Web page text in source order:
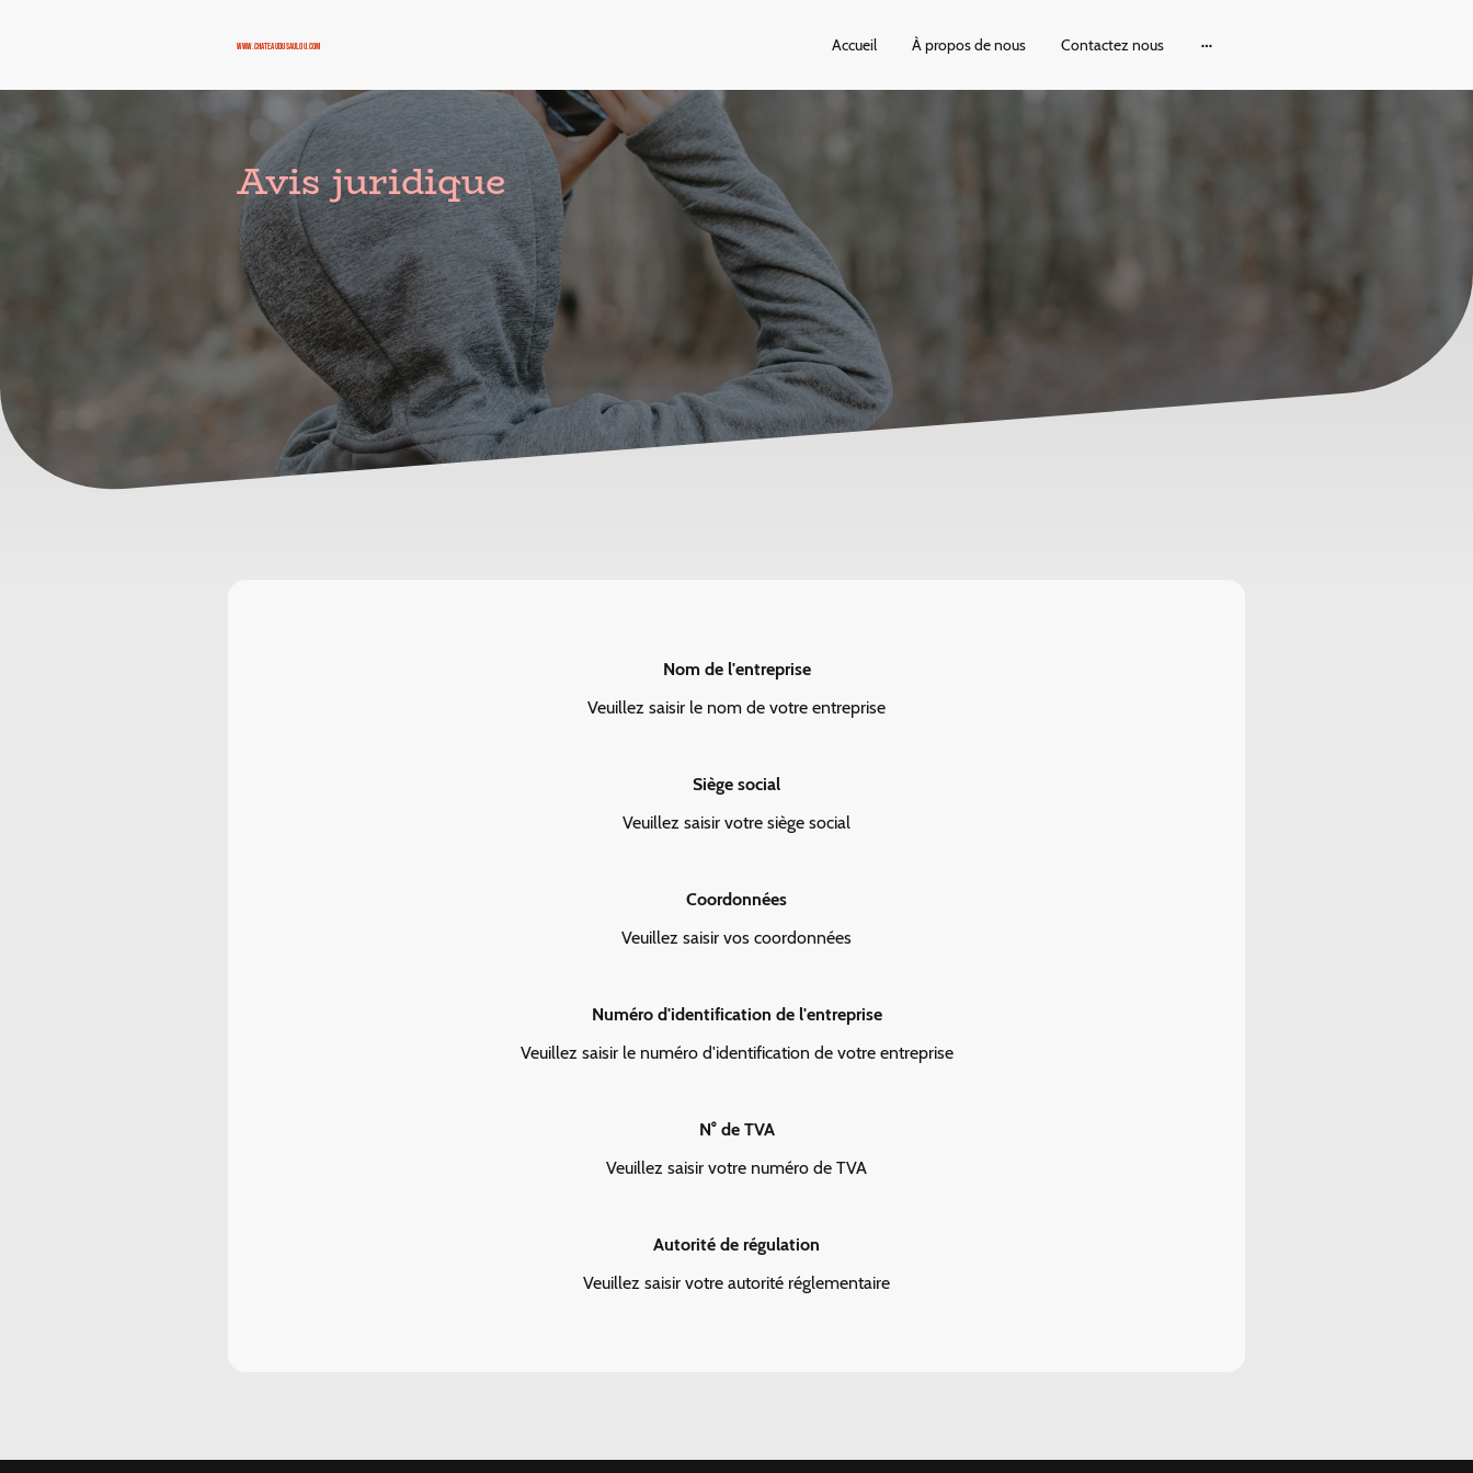
www.chateaudusaulou.com Accueil À propos de nous Contactez nous
Avis juridique
Nom de l'entreprise
Veuillez saisir le nom de votre entreprise
Siège social
Veuillez saisir votre siège social
Coordonnées
Veuillez saisir vos coordonnées
Numéro d'identification de l'entreprise
Veuillez saisir le numéro d'identification de votre entreprise
N° de TVA
Veuillez saisir votre numéro de TVA
Autorité de régulation
Veuillez saisir votre autorité réglementaire